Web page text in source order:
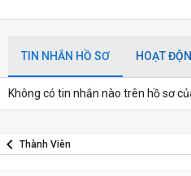
TIN NHẮN HỒ SƠ HOẠT
Không có tin nhắn nào trên hồ sơ
Thành Viên